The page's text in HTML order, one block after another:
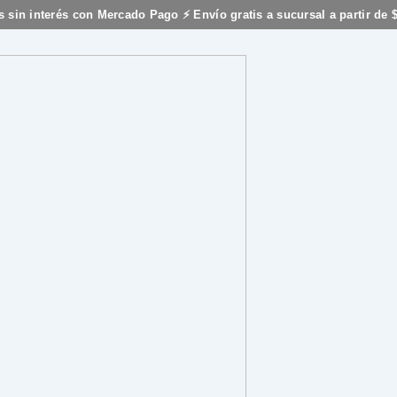
sin interés con Mercado Pago ⚡ Envío gratis a sucursal a partir de